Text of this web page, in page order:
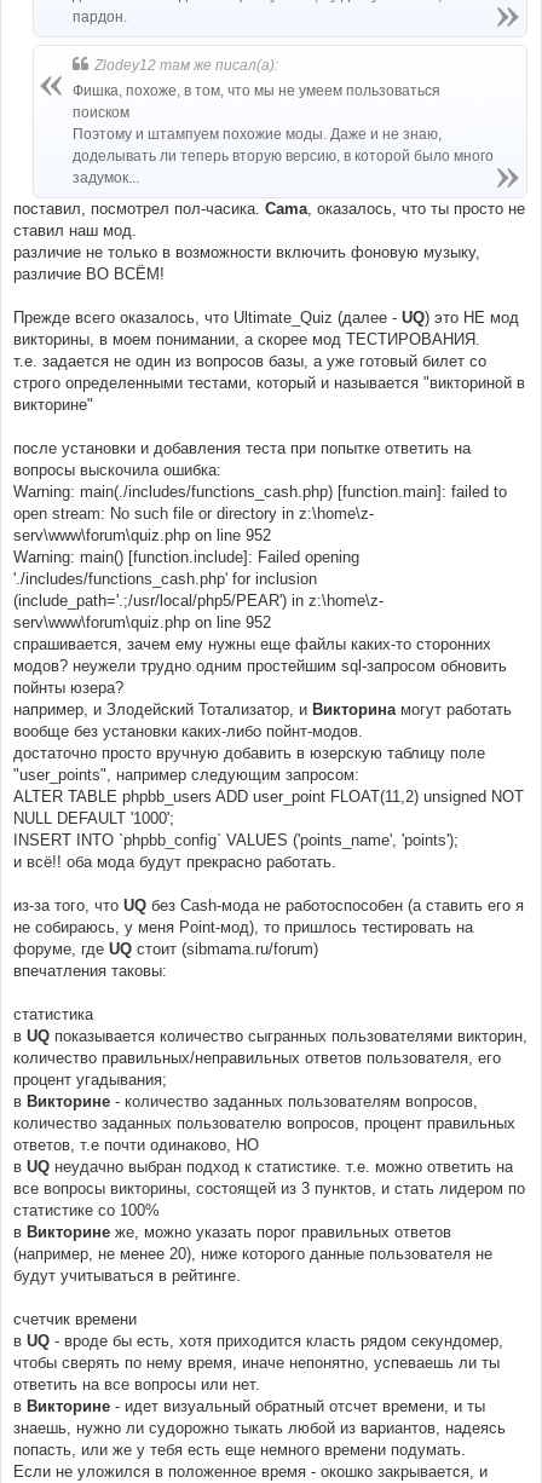
пардон.
Zlodey12 там же писал(а):
Фишка, похоже, в том, что мы не умеем пользоваться
поиском
Поэтому и штампуем похожие моды. Даже и не знаю,
доделывать ли теперь вторую версию, в которой было много
задумок...
поставил, посмотрел пол-часика. Cama, оказалось, что ты просто не
ставил наш мод.
различие не только в возможности включить фоновую музыку,
различие ВО ВСЁМ!
Прежде всего оказалось, что Ultimate_Quiz (далее - UQ) это НЕ мод
викторины, в моем понимании, а скорее мод ТЕСТИРОВАНИЯ.
т.е. задается не один из вопросов базы, а уже готовый билет со
строго определенными тестами, который и называется "викториной в
викторине"
после установки и добавления теста при попытке ответить на
вопросы выскочила ошибка:
Warning: main(./includes/functions_cash.php) [function.main]: failed to
open stream: No such file or directory in z:\home\z-
serv\www\forum\quiz.php on line 952
Warning: main() [function.include]: Failed opening
'./includes/functions_cash.php' for inclusion
(include_path='.;/usr/local/php5/PEAR') in z:\home\z-
serv\www\forum\quiz.php on line 952
спрашивается, зачем ему нужны еще файлы каких-то сторонних
модов? неужели трудно одним простейшим sql-запросом обновить
пойнты юзера?
например, и Злодейский Тотализатор, и Викторинамогут работать
вообще без установки каких-либо пойнт-модов.
достаточно просто вручную добавить в юзерскую таблицу поле
"user_points", например следующим запросом:
ALTER TABLE phpbb_users ADD user_point FLOAT(11,2) unsigned NOT
NULL DEFAULT '1000';
INSERT INTO `phpbb_config` VALUES ('points_name', 'points');
и всё!! оба мода будут прекрасно работать.
из-за того, что UQ без Cash-мода не работоспособен (а ставить его я
не собираюсь, у меня Point-мод), то пришлось тестировать на
форуме, где UQ стоит (sibmama.ru/forum)
впечатления таковы:
статистика
в UQ показывается количество сыгранных пользователями викторин,
количество правильных/неправильных ответов пользователя, его
процент угадывания;
в Викторине - количество заданных пользователям вопросов,
количество заданных пользователю вопросов, процент правильных
ответов, т.е почти одинаково, НО
в UQ неудачно выбран подход к статистике. т.е. можно ответить на
все вопросы викторины, состоящей из 3 пунктов, и стать лидером по
статистике со 100%
в Викторине же, можно указать порог правильных ответов
(например, не менее 20), ниже которого данные пользователя не
будут учитываться в рейтинге.
счетчик времени
в UQ - вроде бы есть, хотя приходится класть рядом секундомер,
чтобы сверять по нему время, иначе непонятно, успеваешь ли ты
ответить на все вопросы или нет.
в Викторине - идет визуальный обратный отсчет времени, и ты
знаешь, нужно ли судорожно тыкать любой из вариантов, надеясь
попасть, или же у тебя есть еще немного времени подумать.
Если не уложился в положенное время - окошко закрывается, и